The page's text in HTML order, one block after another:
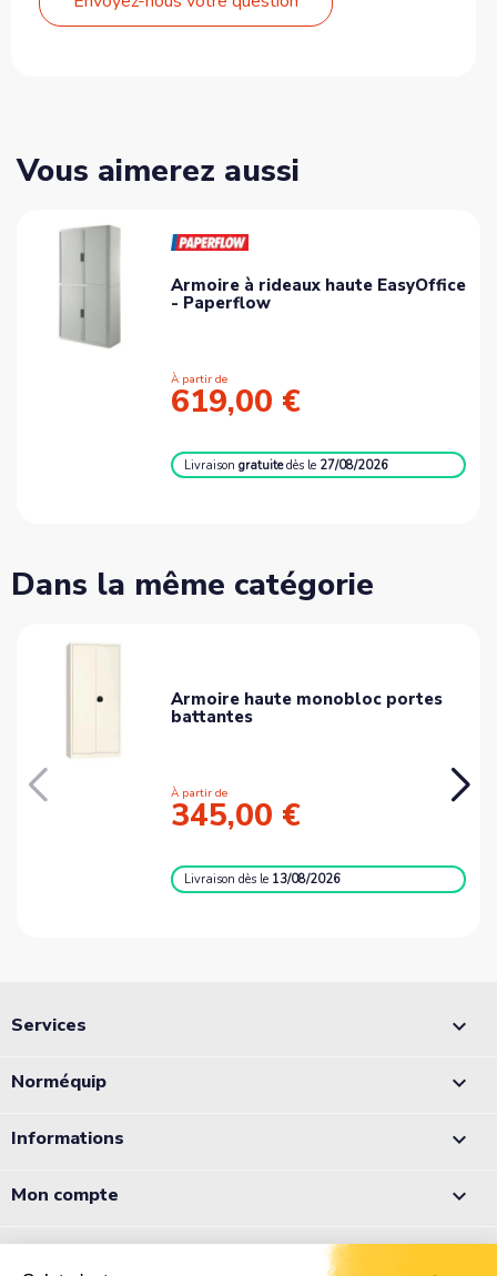
Vous aimerez aussi
Armoire à rideaux haute EasyOffice
- Paperflow
À partir de
619,00 €
Livraisongratuite dès le 27/08/2026
Dans la même catégorie
Armoire haute monobloc portes
battantes
À partir de
345,00 €
Livraisondès le 13/08/2026
Services 
Norméquip 
Informations 
Mon compte 